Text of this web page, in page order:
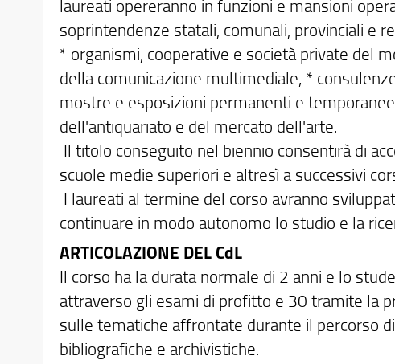
laureati opereranno in funzioni e mansioni
soprintendenze statali, comunali, provinciali e
* organismi, cooperative e società private del
della comunicazione multimediale, *
mostre e esposizioni permanenti e
dell'antiquariato e del mercato dell'arte.
Il titolo conseguito nel biennio consentirà di
scuole medie superiori e altresì a successivi
I laureati al termine del corso avranno
continuare in modo autonomo lo studio e la
ARTICOLAZIONE DEL CdL
Il corso ha la durata normale di 2 anni e lo
attraverso gli esami di profitto e 30 tramite la
sulle tematiche affrontate durante il percorso
bibliografiche e archivistiche.